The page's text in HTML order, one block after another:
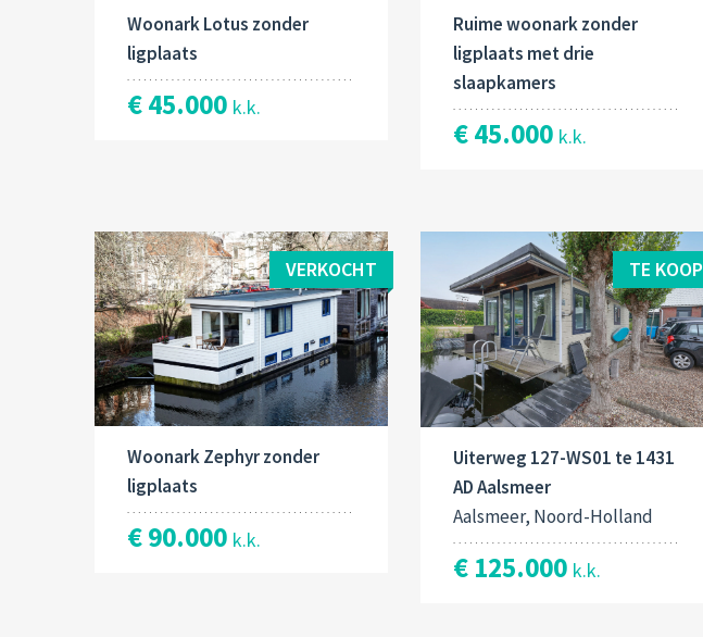
Woonark Lotus zonder
ligplaats
€ 45.000 k.k.
Ruime woonark zonder
ligplaats met drie
slaapkamers
€ 45.000 k.k.
VERKOCHT
Woonark Zephyr zonder
ligplaats
€ 90.000 k.k.
TE KOOP
Uiterweg 127-WS01 te 1431
AD Aalsmeer
Aalsmeer, Noord-Holland
€ 125.000 k.k.